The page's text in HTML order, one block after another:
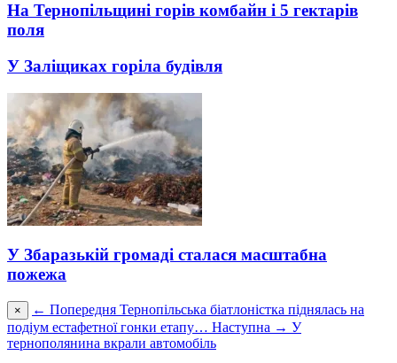
На Тернопільщині горів комбайн і 5 гектарів
поля
У Заліщиках горіла будівля
У Збаразькій громаді сталася масштабна
пожежа
× ← Попередня Тернопільська біатлоністка піднялась на
подіум естафетної гонки етапу… Наступна → У
тернополянина вкрали автомобіль